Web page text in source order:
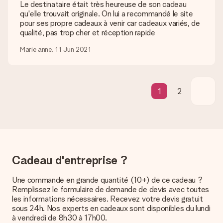
de port
Est-ce que je peux choisir la date de livraison ?
Il n’est, en ce moment, pas possible de choisir une date
précise pour votre cadeau.
Paiement
Comment puis-je régler ma commande ?
Nous proposons les formes de paiement suivantes : Paypal,
carte bancaire ou par virement bancaire. Comptez un délai de
3 jours supplémentaires pour la livraison de votre cadeau en
cas de paiement par virement bancaire.
Le destinataire était très heureuse de son cadeau
qu'elle trouvait originale. On lui a recommandé le site
pour ses propre cadeaux à venir car cadeaux variés, de
qualité, pas trop cher et réception rapide
Marie anne, 11 Jun 2021
1 2
Cadeau d'entreprise ?
Une commande en grande quantité (10+) de ce cadeau ?
Remplissez le formulaire de demande de devis avec toutes
les informations nécessaires. Recevez votre devis gratuit
sous 24h. Nos experts en cadeaux sont disponibles du lundi
à vendredi de 8h30 à 17h00.